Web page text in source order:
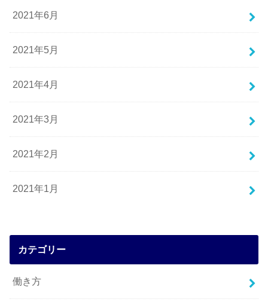
2021年6月
2021年5月
2021年4月
2021年3月
2021年2月
2021年1月
カテゴリー
働き方